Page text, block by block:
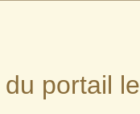
portail